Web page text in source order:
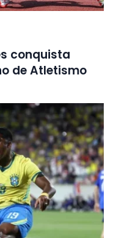
conquista
de Atletismo